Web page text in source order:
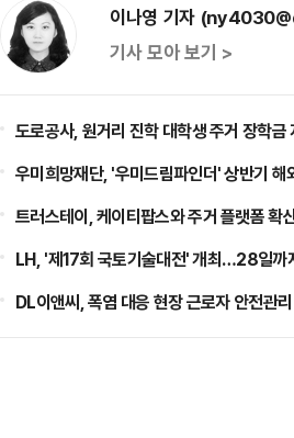
이나영 기자
기사 모아 보기 >
도로공사, 원거리 진학 대학생 주거 장학
우미희망재단, '우미드림파인더' 상반기 해
트러스테이, 케이티팝스와 주거 플랫폼 확
LH, '제17회 국토기술대전' 개최…28일까
DL이앤씨, 폭염 대응 현장 근로자 안전관